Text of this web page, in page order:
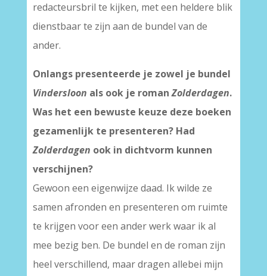
redacteursbril te kijken, met een heldere blik
dienstbaar te zijn aan de bundel van de
ander.
Onlangs presenteerde je zowel je bundel
Vindersloon als ook je romanZolderdagen.
Was het een bewuste keuze deze boeken
gezamenlijk te presenteren? Had
Zolderdagen ook in dichtvorm kunnen
verschijnen?
Gewoon een eigenwijze daad. Ik wilde ze
samen afronden en presenteren om ruimte
te krijgen voor een ander werk waar ik al
mee bezig ben. De bundel en de roman zijn
heel verschillend, maar dragen allebei mijn